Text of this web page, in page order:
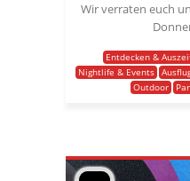
Wir verraten euch
Entdecken &
Nightlife & Events
Outdoor